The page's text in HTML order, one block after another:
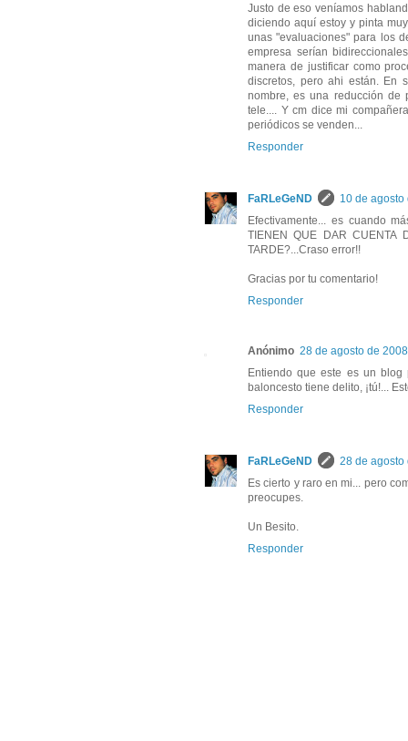
Justo de eso veníamos
diciendo aquí estoy y pinta
unas "evaluaciones" para los
empresa serían
manera de justificar como
discretos, pero ahi están. En
nombre, es una reducción de
tele.... Y cm dice mi
periódicos se venden...
Responder
FaRLeGeND
10 de
Efectivamente... es cuando
TIENEN QUE DAR CUENTA
TARDE?...Craso error!!
Gracias por tu comentario!
Responder
Anónimo 28 de agosto de
Entiendo que este es un
baloncesto tiene delito, ¡tú!...
Responder
FaRLeGeND
28 de agosto
Es cierto y raro en mi... pero
preocupes.
Un Besito.
Responder